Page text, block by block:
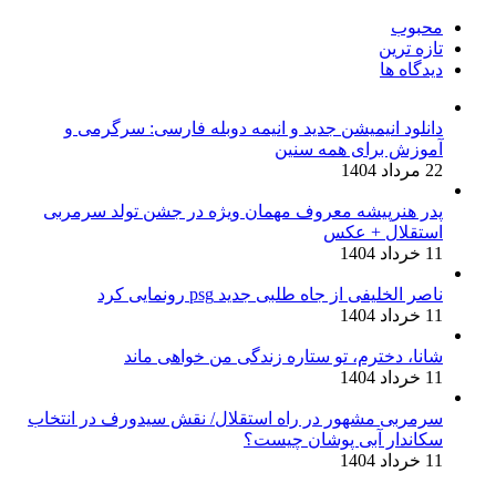
محبوب
تازه ترین
دیدگاه ها
دانلود انیمیشن جدید و انیمه دوبله فارسی: سرگرمی و
آموزش برای همه سنین
22 مرداد 1404
پدر هنرپیشه معروف مهمان ویژه در جشن تولد سرمربی
استقلال + عکس
11 خرداد 1404
ناصر الخلیفی از جاه طلبی جدید psg رونمایی کرد
11 خرداد 1404
شانا، دخترم، تو ستاره زندگی من خواهی ماند
11 خرداد 1404
سرمربی مشهور در راه استقلال/ نقش سیدورف در انتخاب
سکاندار آبی پوشان چیست؟
11 خرداد 1404